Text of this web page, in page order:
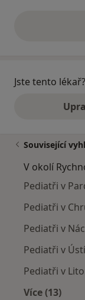
Jste tento lékař?
Související
V okolí
Pediatři v
Pediatři v
Pediatři v
Pediatři v
Pediatři v
Více (13)